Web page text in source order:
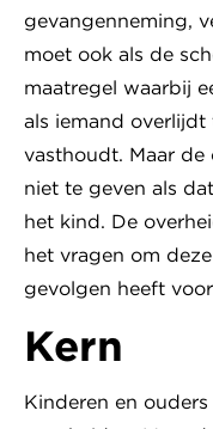
gevangenneming,
moet ook als de
maatregel waarbij
als iemand
vasthoudt. Maar
niet te geven als
het kind. De
het vragen om
gevolgen heeft
Kern
Kinderen en